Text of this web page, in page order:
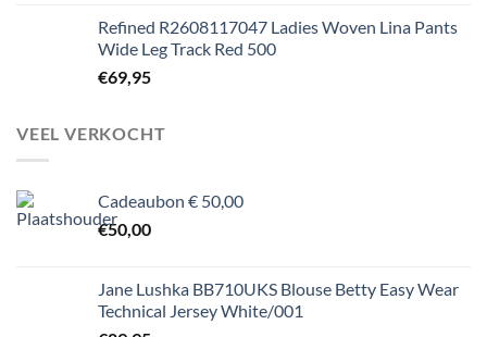
Refined R2608117047 Ladies Woven Lina Pants
Wide Leg Track Red 500
€69,95
VEEL VERKOCHT
Cadeaubon € 50,00
€50,00
Jane Lushka BB710UKS Blouse Betty Easy Wear
Technical Jersey White/001